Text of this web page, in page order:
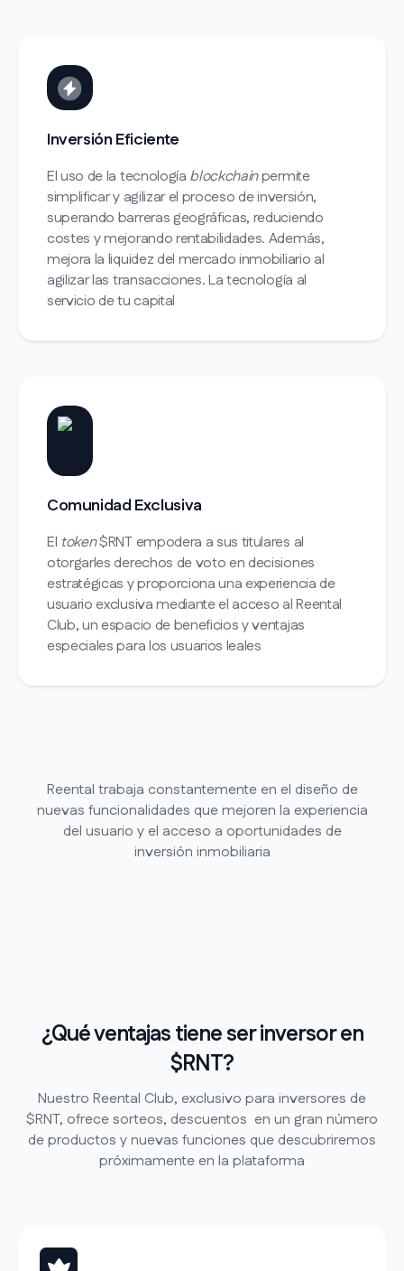
Inversión Eficiente
El uso de la tecnología blockchainpermite
simplificar y agilizar el proceso de inversión,
superando barreras geográficas, reduciendo
costes y mejorando rentabilidades. Además,
mejora la liquidez del mercado inmobiliario al
agilizar las transacciones. La tecnología al
servicio de tu capital
Comunidad Exclusiva
El token$RNT empodera a sus titulares al
otorgarles derechos de voto en decisiones
estratégicas y proporciona una experiencia de
usuario exclusiva mediante el acceso al Reental
Club, un espacio de beneficios y ventajas
especiales para los usuarios leales
Reental trabaja constantemente en el diseño de
nuevas funcionalidades que mejoren la experiencia
del usuario y el acceso a oportunidades de
inversión inmobiliaria
¿Qué ventajas tiene ser inversor en
$RNT?
Nuestro Reental Club, exclusivo para inversores de
$RNT, ofrece sorteos, descuentos en un gran número
de productos y nuevas funciones que descubriremos
próximamente en la plataforma